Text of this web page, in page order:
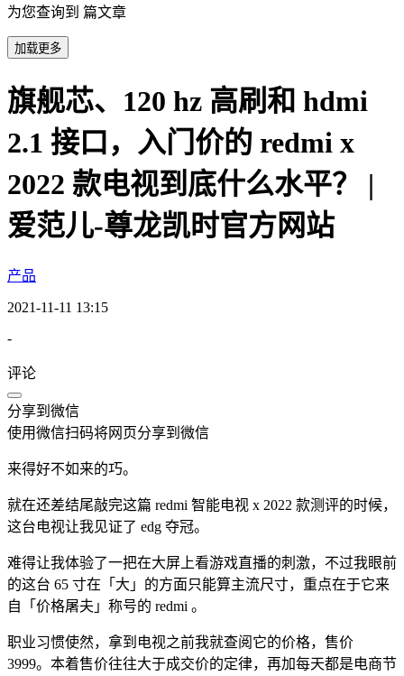
为您查询到 篇文章
加载更多
旗舰芯、120 hz 高刷和 hdmi
2.1 接口，入门价的 redmi x
2022 款电视到底什么水平？ |
爱范儿-尊龙凯时官方网站
产品
2021-11-11 13:15
-
评论
分享到微信
使用微信扫码将网页分享到微信
来得好不如来的巧。
就在还差结尾敲完这篇 redmi 智能电视 x 2022 款测评的时候，
这台电视让我见证了 edg 夺冠。
难得让我体验了一把在大屏上看游戏直播的刺激，不过我眼前
的这台 65 寸在「大」的方面只能算主流尺寸，重点在于它来
自「价格屠夫」称号的 redmi 。
职业习惯使然，拿到电视之前我就查阅它的价格，售价
3999。本着售价往往大于成交价的定律，再加每天都是电商节